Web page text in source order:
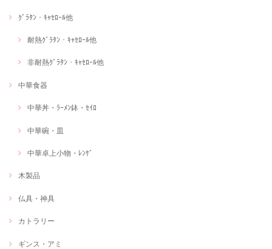
ｸﾞﾗﾀﾝ・ｷｬｾﾛｰﾙ他
耐熱ｸﾞﾗﾀﾝ・ｷｬｾﾛｰﾙ他
非耐熱ｸﾞﾗﾀﾝ・ｷｬｾﾛｰﾙ他
中華食器
中華丼・ﾗｰﾒﾝ鉢・ｾｲﾛ
中華碗・皿
中華卓上小物・ﾚﾝｹﾞ
木製品
仏具・神具
カトラリー
ギンス・アミ